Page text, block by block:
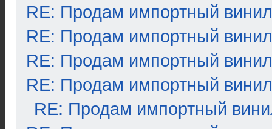
RE: Продам импортный винил
RE: Продам импортный винил
RE: Продам импортный винил
RE: Продам импортный винил
RE: Продам импортный